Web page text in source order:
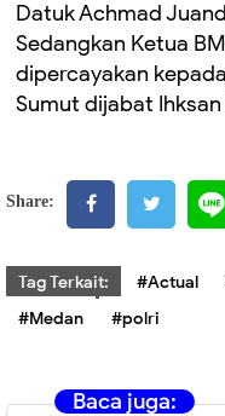
Datuk Achmad
Sedangkan Ketua
dipercayakan
Sumut dijabat
Share:
Tag Terkait: #Actual
#Medan
#polri
Baca juga: